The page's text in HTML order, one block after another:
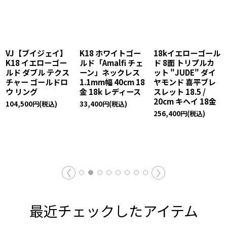
VJ【ブイジェイ】
K18 イエローゴー
ルド ダブル テクス
チャー ゴールドロ
ウ リング
104,500円(税込)
K18 ホワイトゴー
ルド「Amalfi チェ
ーン」ネックレス
1.1mm幅 40cm 18
金 18k レディース
33,400円(税込)
18kイエローゴール
ド 8面 トリプルカ
ット "JUDE" ダイ
ヤモンド 喜平ブレ
スレット 18.5 /
20cm キヘイ 18金
256,400円(税込)
最近チェックしたアイテム